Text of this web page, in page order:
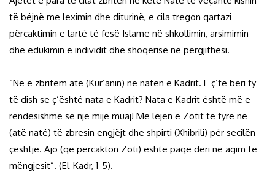
të bëjnë me leximin dhe diturinë, e cila tregon qartazi
përcaktimin e lartë të fesë Islame në shkollimin, arsimimin
dhe edukimin e individit dhe shoqërisë në përgjithësi.
“Ne e zbritëm atë (Kur’anin) në natën e Kadrit. E ç’të bëri ty
të dish se ç’është nata e Kadrit? Nata e Kadrit është më e
rëndësishme se një mijë muaj! Me lejen e Zotit të tyre në
(atë natë) të zbresin engjëjt dhe shpirti (Xhibrili) për secilën
çështje. Ajo (që përcakton Zoti) është paqe deri në agim të
mëngjesit”. (El-Kadr, 1-5).